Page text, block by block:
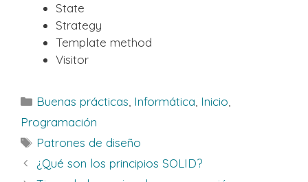
State
Strategy
Template method
Visitor
Categorías
Buenas prácticas, Informática, Inicio,
Programación
Etiquetas
Patrones de diseño
¿Qué son los principios SOLID?